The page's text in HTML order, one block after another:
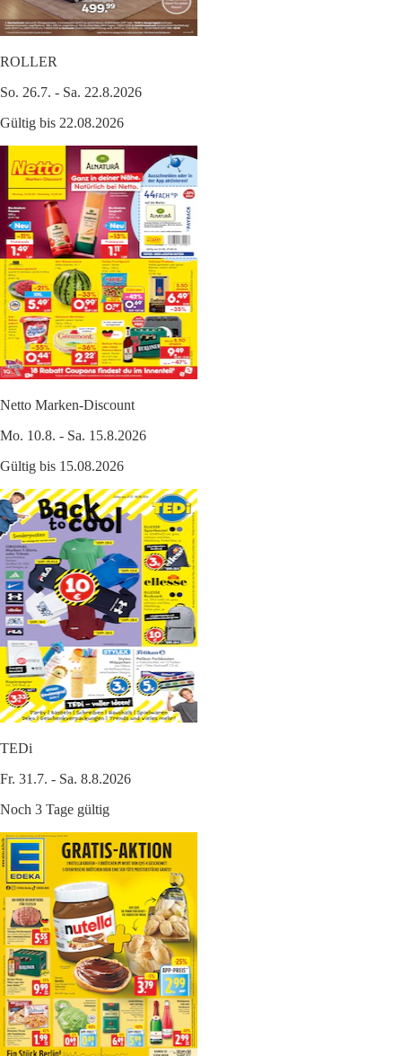
ROLLER
So. 26.7. - Sa. 22.8.2026
Gültig bis 22.08.2026
Netto Marken-Discount
Mo. 10.8. - Sa. 15.8.2026
Gültig bis 15.08.2026
TEDi
Fr. 31.7. - Sa. 8.8.2026
Noch 3 Tage gültig